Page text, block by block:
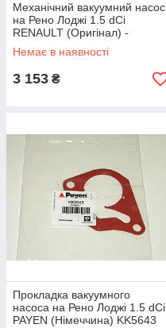
Механічний вакуумний насос
на Рено Лоджі 1.5 dCi
RENAULT (Оригінал) -
8200577807
Немає в наявності
3 153 ₴
Прокладка вакуумного
насоса на Рено Лоджі 1.5 dCi
PAYEN (Німеччина) KK5643